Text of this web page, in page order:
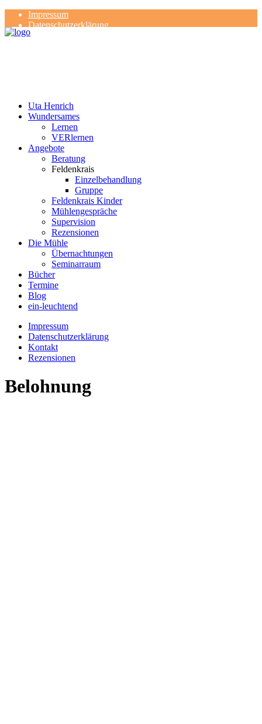
Impressum
Datenschutzerklärung
Kontakt
Uta Henrich
Wundersames
Lernen
VERlernen
Angebote
Beratung
Feldenkrais
Einzelbehandlung
Gruppe
Feldenkrais Kinder
Mühlengespräche
Supervision
Rezensionen
Die Mühle
Übernachtungen
Seminarraum
Bücher
Termine
Blog
ein-leuchtend
Impressum
Datenschutzerklärung
Kontakt
Rezensionen
Belohnung